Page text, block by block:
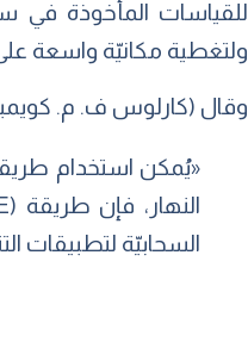
للقياسات المأخوذة في
ولتغطية مكانيّة واسعة على
وقال (كارلوس ف. م.
السحابيّة لتطبيقات